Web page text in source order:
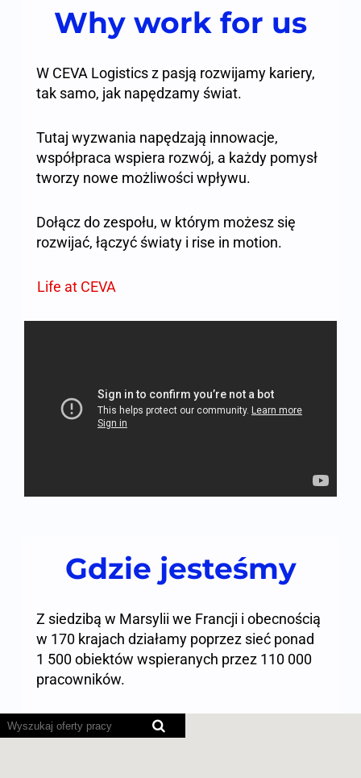
Why work for us
W CEVA Logistics z pasją rozwijamy kariery,
tak samo, jak napędzamy świat.
Tutaj wyzwania napędzają innowacje,
współpraca wspiera rozwój, a każdy pomysł
tworzy nowe możliwości wpływu.
Dołącz do zespołu, w którym możesz się
rozwijać, łączyć światy i rise in motion.
Life at CEVA
Gdzie jesteśmy
Z siedzibą w Marsylii we Francji i obecnością
w 170 krajach działamy poprzez sieć ponad
1 500 obiektów wspieranych przez 110 000
pracowników.
Poniższa
mapa